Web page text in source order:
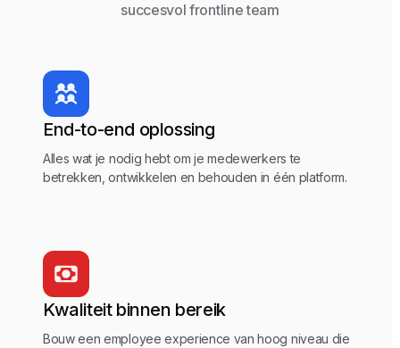
succesvol frontline team
End-to-end oplossing
Alles wat je nodig hebt om je medewerkers te
betrekken, ontwikkelen en behouden in één platform.
Kwaliteit binnen bereik
Bouw een employee experience van hoog niveau die